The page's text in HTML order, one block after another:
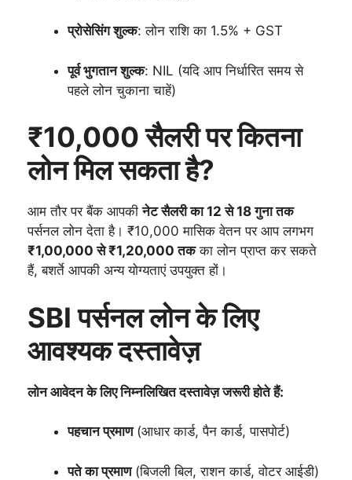
प्रोसेसिंग शुल्क: लोन राशि का 1.5% + GST
पूर्व भुगतान शुल्क: NIL (यदि आप निर्धारित समय से
पहले लोन चुकाना चाहें)
₹10,000 सैलरी पर कितना
लोन मिल सकता है?
आम तौर पर बैंक आपकीनेट सैलरी का 12 से 18 गुना तक
पर्सनल लोन देता है। ₹10,000 मासिक वेतन पर आप लगभग
₹1,00,000 से ₹1,20,000 तकका लोन प्राप्त कर सकते
हैं, बशर्ते आपकी अन्य योग्यताएं उपयुक्त हों।
SBI पर्सनल लोन के लिए
आवश्यक दस्तावेज़
लोन आवेदन के लिए निम्नलिखित दस्तावेज़ जरूरी होते हैं:
पहचान प्रमाण(आधार कार्ड, पैन कार्ड, पासपोर्ट)
पते का प्रमाण(बिजली बिल, राशन कार्ड, वोटर आईडी)